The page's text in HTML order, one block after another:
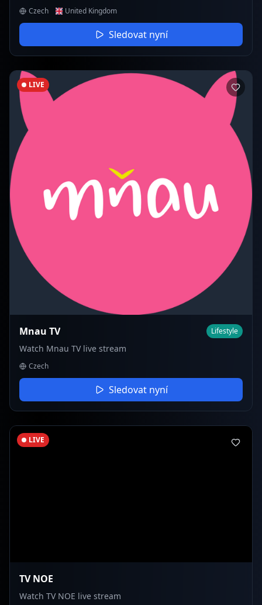
Czech United Kingdom
Sledovat nyní
LIVE
Mnau TV Lifestyle
Watch Mnau TV live stream
Czech
Sledovat nyní
LIVE
TV NOE
Watch TV NOE live stream